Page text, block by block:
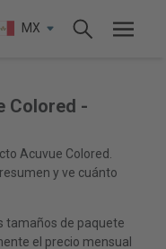
MX
Colored -
Acuvue Colored.
y ve cuánto
tamaños de paquete
el precio mensual